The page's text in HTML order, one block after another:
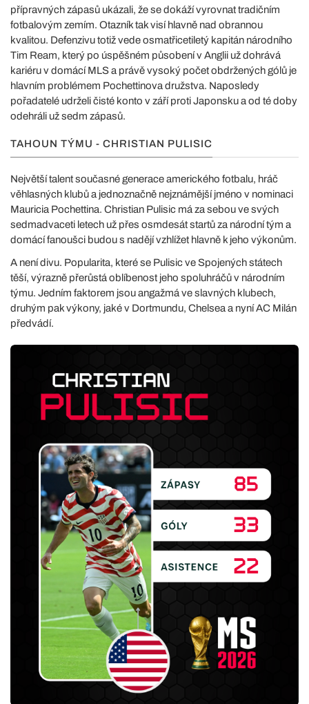
přípravných zápasů ukázali, že se dokáží vyrovnat tradičním
fotbalovým zemím. Otazník tak visí hlavně nad obrannou
kvalitou. Defenzivu totiž vede osmatřicetiletý kapitán národního
Tim Ream, který po úspěšném působení v Anglii už dohrává
kariéru v domácí MLS a právě vysoký počet obdržených gólů je
hlavním problémem Pochettinova družstva. Naposledy
pořadatelé udrželi čisté konto v září proti Japonsku a od té doby
odehráli už sedm zápasů.
TAHOUN TÝMU - CHRISTIAN PULISIC
Největší talent současné generace amerického fotbalu, hráč
věhlasných klubů a jednoznačně nejznámější jméno v nominaci
Mauricia Pochettina. Christian Pulisic má za sebou ve svých
sedmadvaceti letech už přes osmdesát startů za národní tým a
domácí fanoušci budou s nadějí vzhlížet hlavně k jeho výkonům.
A není divu. Popularita, které se Pulisic ve Spojených státech
těší, výrazně přerůstá oblíbenost jeho spoluhráčů v národním
týmu. Jedním faktorem jsou angažmá ve slavných klubech,
druhým pak výkony, jaké v Dortmundu, Chelsea a nyní AC Milán
předvádí.